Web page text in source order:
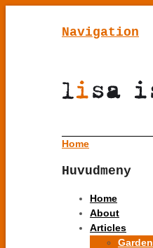
Navigation
Home
Huvudmeny
Home
About
Articles
Garden